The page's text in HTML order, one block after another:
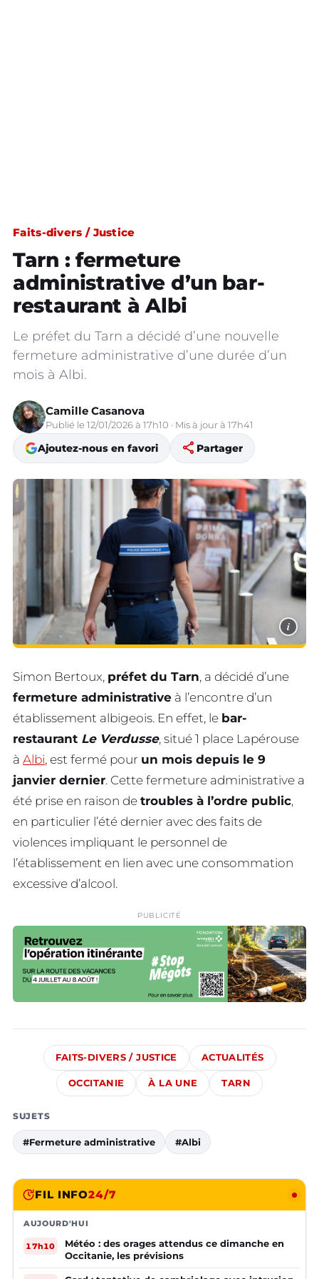
Faits-divers / Justice
Tarn : fermeture
administrative d’un bar-
restaurant à Albi
Le préfet du Tarn a décidé d’une nouvelle
fermeture administrative d’une durée d’un
mois à Albi.
Camille Casanova
Publié le 12/01/2026 à 17h10 · Mis à jour à 17h41
Ajoutez-nous en favori share Partager
i
Simon Bertoux, préfet du Tarn, a décidé d’une
fermeture administrative à l’encontre d’un
établissement albigeois. En effet, le bar-
restaurant Le Verdusse, situé 1 place Lapérouse
à Albi, est fermé pour un mois depuis le 9
janvier dernier. Cette fermeture administrative a
été prise en raison de troubles à l’ordre public,
en particulier l’été dernier avec des faits de
violences impliquant le personnel de
l’établissement en lien avec une consommation
excessive d’alcool.
PUBLICITÉ
FAITS-DIVERS / JUSTICE ACTUALITÉS
OCCITANIE À LA UNE TARN
SUJETS
#Fermeture administrative #Albi
FIL INFO24/7
AUJOURD'HUI
17h10
Météo : des orages attendus ce dimanche en
Occitanie, les prévisions